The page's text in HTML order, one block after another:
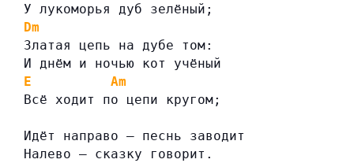
У лукоморья дуб зелёный;
Dm
Златая цепь на дубе том:
И днём и ночью кот учёный
E
Am
Всё ходит по цепи кругом;
Идёт направо — песнь заводит
Налево — сказку говорит.